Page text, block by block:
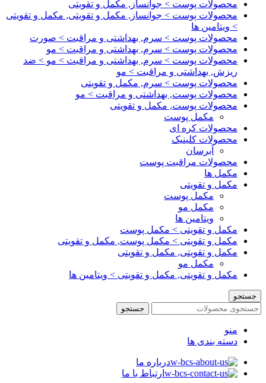
محصولات پوست > جوانساز, مکمل و تقویتی
محصولات پوست > جوانساز, مکمل و تقویتی, مکمل و تقویتی
> ویتامین ها
محصولات پوست > سرم, بهداشتی و مراقبت > صورت
محصولات پوست > سرم, بهداشتی و مراقبت > مو
محصولات پوست > سرم, بهداشتی و مراقبت > مو > ضد
ریزش, بهداشتی و مراقبت > مو
محصولات پوست > سرم, مکمل و تقویتی
محصولات پوست, بهداشتی و مراقبت > مو
محصولات پوست, مکمل و تقویتی
مکمل پوست
محصولات کره ای
محصولات کلینیک
آبرسان
محصولات مراقبت پوست
مکمل ها
مکمل و تقویتی
مکمل پوست
مکمل مو
ویتامین ها
مکمل و تقویتی > مکمل پوست
مکمل و تقویتی > مکمل پوست, مکمل و تقویتی
مکمل و تقویتی, مکمل و تقویتی
مکمل مو
مکمل و تقویتی, مکمل و تقویتی > ویتامین ها
جستجو
جستجو
منو
دسته بندی ها
درباره ما
ارتباط با ما